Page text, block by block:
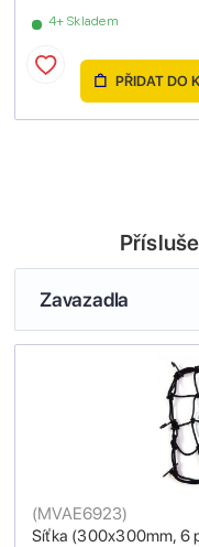
4+ Skladem
PŘIDAT DO
Zavazadla
Síťka (300x300mm, 6
(MVAE6923)